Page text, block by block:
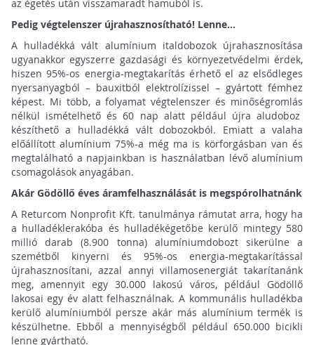
az égetés után visszamaradt hamuból is.
Pedig végtelenszer újrahasznosítható! Lenne…
A hulladékká vált alumínium italdobozok újrahasznosítása
ugyanakkor egyszerre gazdasági és környezetvédelmi érdek,
hiszen 95%-os energia-megtakarítás érhető el az elsődleges
nyersanyagból – bauxitból elektrolízissel – gyártott fémhez
képest. Mi több, a folyamat végtelenszer és minőségromlás
nélkül ismételhető és 60 nap alatt például újra aludoboz
készíthető a hulladékká vált dobozokból. Emiatt a valaha
előállított alumínium 75%-a még ma is körforgásban van és
megtalálható a napjainkban is használatban lévő alumínium
csomagolások anyagában.
Akár Gödöllő éves áramfelhasználását is megspórolhatnánk
A Returcom Nonprofit Kft. tanulmánya rámutat arra, hogy ha
a hulladéklerakóba és hulladékégetőbe kerülő mintegy 580
millió darab (8.900 tonna) alumíniumdobozt sikerülne a
szemétből kinyerni és 95%-os energia-megtakarítással
újrahasznosítani, azzal annyi villamosenergiát takarítanánk
meg, amennyit egy 30.000 lakosú város, például Gödöllő
lakosai egy év alatt felhasználnak. A kommunális hulladékba
kerülő alumíniumból persze akár más alumínium termék is
készülhetne. Ebből a mennyiségből például 650.000 bicikli
lenne gyártható.